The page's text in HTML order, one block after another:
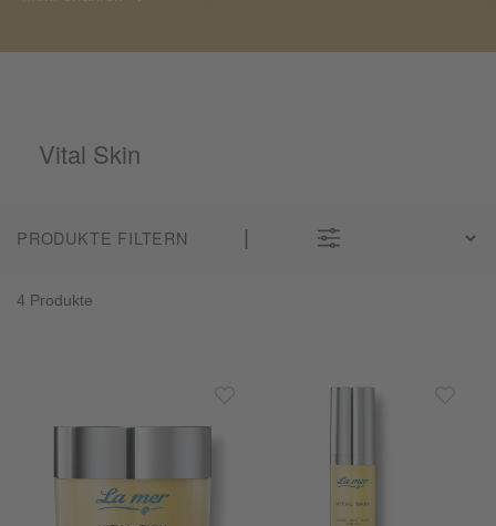
Vital Skin
PRODUKTE FILTERN
4 Produkte